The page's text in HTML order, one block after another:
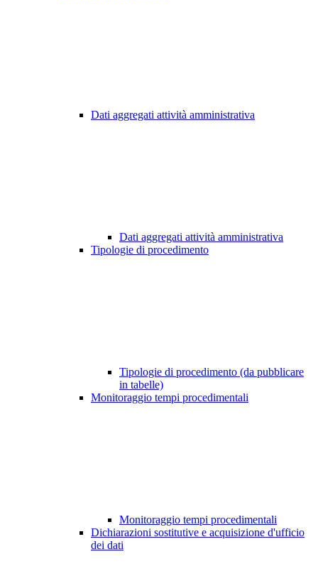
Dati aggregati attività amministrativa
Dati aggregati attività amministrativa
Tipologie di procedimento
Tipologie di procedimento (da pubblicare
in tabelle)
Monitoraggio tempi procedimentali
Monitoraggio tempi procedimentali
Dichiarazioni sostitutive e acquisizione d'ufficio
dei dati